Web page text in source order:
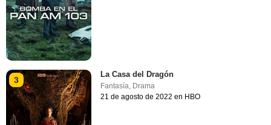
3
La Casa del Dragón
Fantasía, Drama
21 de agosto de 2022 en HBO